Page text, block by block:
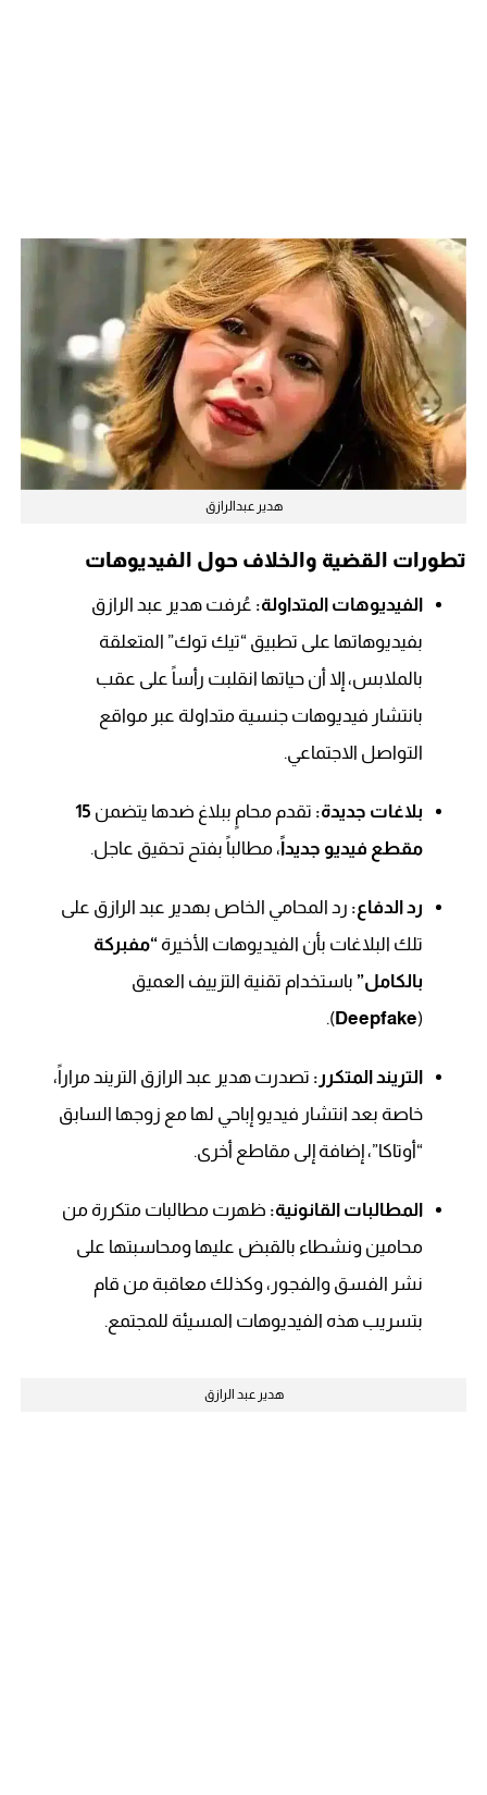
هدير عبدالرازق
تطورات القضية والخلاف حول الفيديوهات
الفيديوهات المتداولة: عُرفت هدير عبد الرازق
بفيديوهاتها على تطبيق “تيك توك” المتعلقة
بالملابس، إلا أن حياتها انقلبت رأساً على عقب
بانتشار فيديوهات جنسية متداولة عبر مواقع
التواصل الاجتماعي.
بلاغات جديدة: تقدم محامٍ ببلاغ ضدها يتضمن 15
مقطع فيديو جديداً، مطالباً بفتح تحقيق عاجل.
رد الدفاع: رد المحامي الخاص بهدير عبد الرازق على
تلك البلاغات بأن الفيديوهات الأخيرة “مفبركة
بالكامل” باستخدام تقنية التزييف العميق
(
Deepfake
).
التريند المتكرر: تصدرت هدير عبد الرازق التريند مراراً،
خاصة بعد انتشار فيديو إباحي لها مع زوجها السابق
“أوتاكا”، إضافة إلى مقاطع أخرى.
المطالبات القانونية: ظهرت مطالبات متكررة من
محامين ونشطاء بالقبض عليها ومحاسبتها على
نشر الفسق والفجور، وكذلك معاقبة من قام
بتسريب هذه الفيديوهات المسيئة للمجتمع.
هدير عبد الرازق